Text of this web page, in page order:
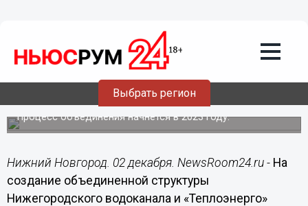
Выбрать регион
Слияние «Теплоэнерго» и
Нижегородского водоканала
завершится за год
Процесс объединения начнется в 2023 году.
Нижний Новгород. 02 декабря. NewsRoom24.ru - На
создание объединенной структуры
Нижегородского водоканала и «Теплоэнерго»